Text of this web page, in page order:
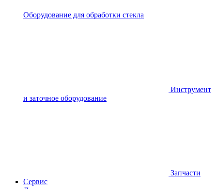
Оборудование для обработки стекла
Инструмент
и заточное оборудование
Запчасти
Сервис